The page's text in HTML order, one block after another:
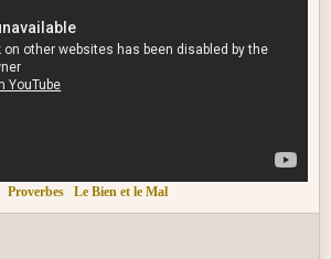
Proverbes Le Bien et le Mal